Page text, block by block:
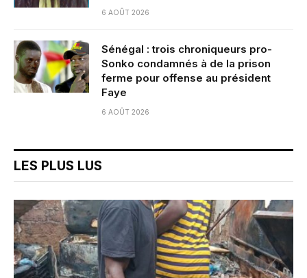
6 AOÛT 2026
Sénégal : trois chroniqueurs pro-
Sonko condamnés à de la prison
ferme pour offense au président
Faye
6 AOÛT 2026
LES PLUS LUS